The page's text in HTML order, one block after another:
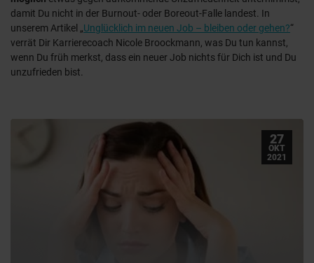
damit Du nicht in der Burnout- oder Boreout-Falle landest. In
unserem Artikel „Unglücklich im neuen Job – bleiben oder gehen?“
verrät Dir Karrierecoach Nicole Broockmann, was Du tun kannst,
wenn Du früh merkst, dass ein neuer Job nichts für Dich ist und Du
unzufrieden bist.
27
OKT
2021